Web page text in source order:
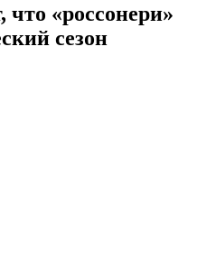
что «россонери»
сезон